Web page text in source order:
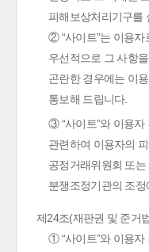
피해보상처리기구를
② “사이트”는 이용자
우선적으로 그 사항
곤란한 경우에는 이
통보해 드립니다.
③ “사이트”와 이용자
관련하여 이용자의
공정거래위원회 또는
분쟁조정기관의 조정
제24조(재판권 및 준거
① “사이트”와 이용자